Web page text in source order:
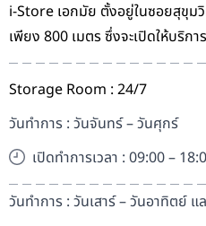
i-Store เอกมัย ตั้งอยู่ในซอยสุขุม
เพียง 800 เมตร ซึ่งจะเปิดให้บริก
Storage Room : 24/7
วันทำการ : วันจันทร์ – วันศุกร์
เปิดทำการเวลา : 09:00 –
วันทำการ : วันเสาร์ – วันอาทิตย์